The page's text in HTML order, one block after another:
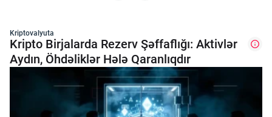
Kriptovalyuta
Kripto Birjalarda Rezerv Şəffaflığı: Aktivlər
Aydın, Öhdəliklər Hələ Qaranlıqdır